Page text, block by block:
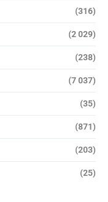
(316)
(2 029)
(238)
(7 037)
(35)
(871)
(203)
(25)